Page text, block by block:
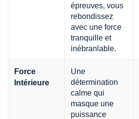
épreuves, vous
rebondissez
avec une force
tranquille et
inébranlable.
Force
Intérieure
Une
détermination
calme qui
masque une
puissance